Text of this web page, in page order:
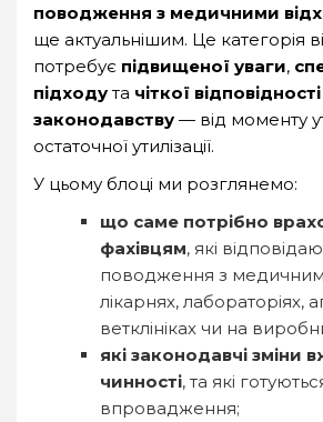
поводження з медичними
ще актуальнішим. Це категорія
потребує підвищеної уваги,
підходута чіткої відповідності
законодавству — від моменту
остаточної утилізації.
У цьому блоці ми розглянемо:
що саме потрібно
фахівцям, які
поводження з
лікарнях, лабораторіях,
ветклініках чи на
які законодавчі зміни
чинності, та які
впровадження;